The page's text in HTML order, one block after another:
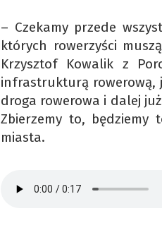
– Czekamy przede
których rowerzyści
Krzysztof Kowalik z
infrastrukturą rowerową,
droga rowerowa i dalej
Zbierzemy to, będziemy
miasta.